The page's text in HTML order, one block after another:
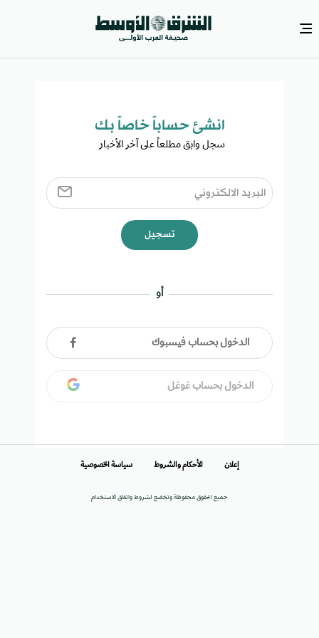
انشئ حساباً خاصاً بك​
سجل وابق مطلعاً على آخر الأخبار ​
تسجيل
أو
الدخول بحساب فيسبوك
الدخول بحساب غوغل
جميع الحقوق محفوظة وتخضع لشروط واتفاق الاستخدام
إعلان الأحكام والشروط سياسة الخصوصية